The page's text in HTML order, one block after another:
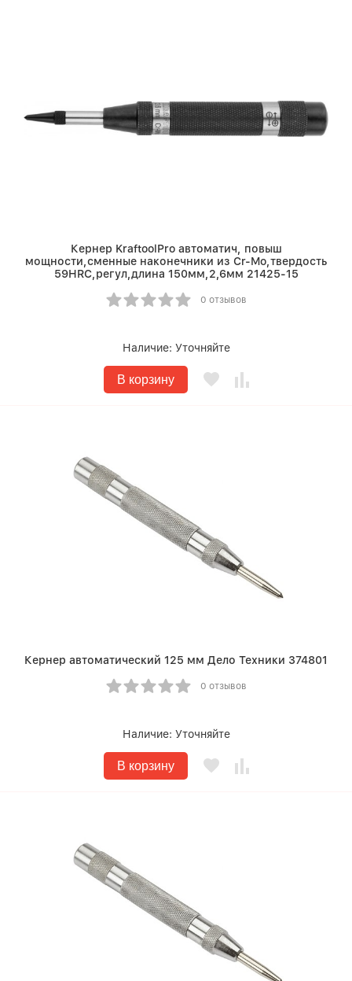
Кернер KraftoolPro автоматич, повыш
мощности,сменные наконечники из Cr-Mo,твердость
59HRC,регул,длина 150мм,2,6мм 21425-15
0 отзывов
Наличие: Уточняйте
В корзину
Кернер автоматический 125 мм Дело Техники 374801
0 отзывов
Наличие: Уточняйте
В корзину